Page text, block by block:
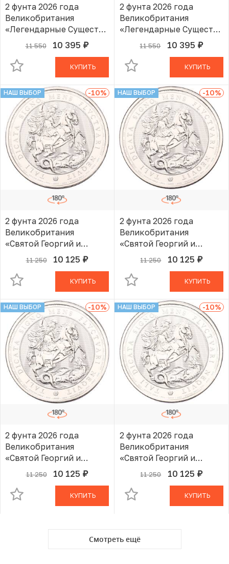
2 фунта 2026 года
Великобритания
«Легендарные Существа
— Лох-Несское
чудовище»
11 550 10 395 руб.
В КОРЗИНЕ
КУПИТЬ
2 фунта 2026 года
Великобритания
«Легендарные Существа
— Лох-Несское
чудовище»
11 550 10 395 руб.
В КОРЗИНЕ
КУПИТЬ
НАШ ВЫБОР -10%
2 фунта 2026 года
Великобритания
«Святой Георгий и
11 250 10 125 руб.
В КОРЗИНЕ
КУПИТЬ
НАШ ВЫБОР -10%
2 фунта 2026 года
Великобритания
«Святой Георгий и
11 250 10 125 руб.
В КОРЗИНЕ
КУПИТЬ
НАШ ВЫБОР -10%
2 фунта 2026 года
Великобритания
«Святой Георгий и
11 250 10 125 руб.
В КОРЗИНЕ
КУПИТЬ
НАШ ВЫБОР -10%
2 фунта 2026 года
Великобритания
«Святой Георгий и
11 250 10 125 руб.
В КОРЗИНЕ
КУПИТЬ
Смотреть ещё